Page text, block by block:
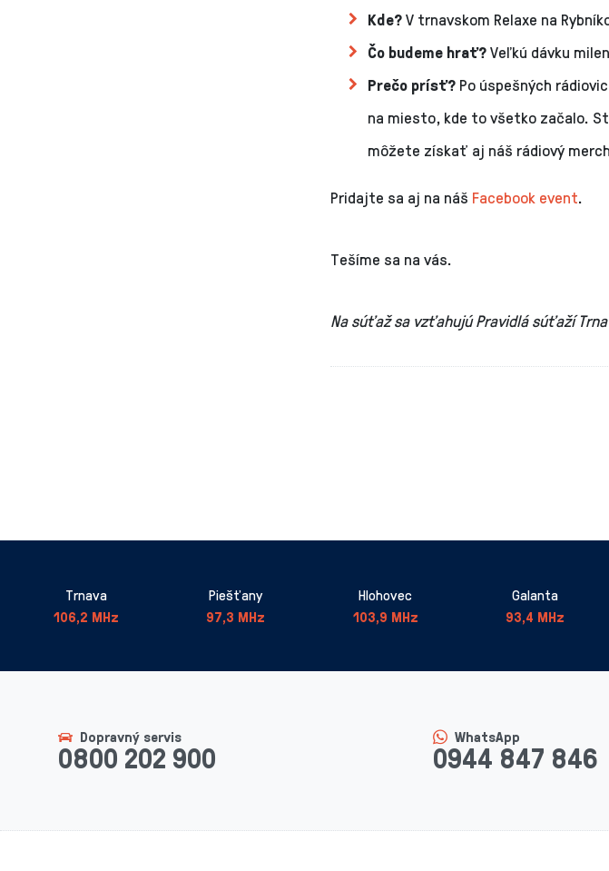
Kde?V trnavskom Relaxe na
Čo budeme hrať?Veľkú dávku
Prečo prísť? Po úspešných
na miesto, kde to všetko začalo.
môžete získať aj náš rádiový
Pridajte sa aj na náš Facebook event.
Tešíme sa na vás.
Na súťaž sa vzťahujú Pravidlá súťaží
Trnava
106,2 MHz
Piešťany
97,3 MHz
Hlohovec
103,9 MHz
Galanta
93,4 MHz
Dopravný servis
0800 202 900
WhatsApp
0944 847 846